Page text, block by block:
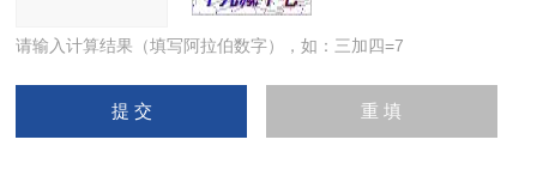
请输入计算结果（填写阿拉伯数字），如：三加四=7